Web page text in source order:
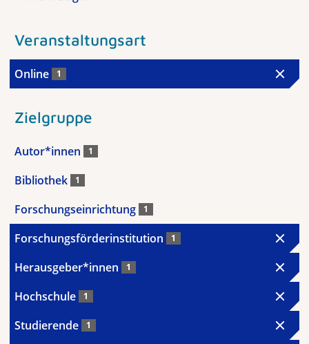
Veranstaltungsart
Online 1
Zielgruppe
Autor*innen 1
Bibliothek 1
Forschungseinrichtung 1
Forschungsförderinstitution 1
Herausgeber*innen 1
Hochschule 1
Studierende 1